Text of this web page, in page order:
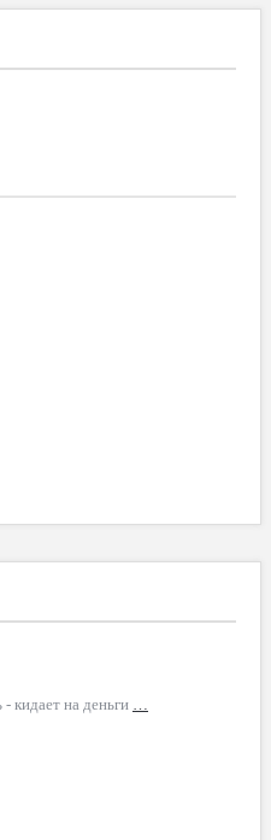
на деньги …